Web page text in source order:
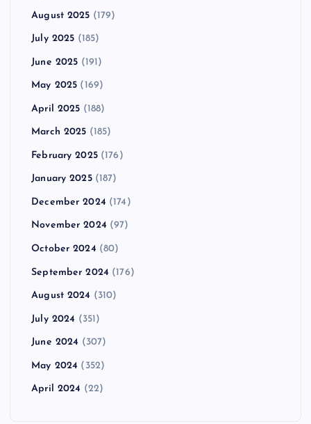
August 2025 (179)
July 2025 (185)
June 2025 (191)
May 2025 (169)
April 2025 (188)
March 2025 (185)
February 2025(176)
January 2025(187)
December 2024 (174)
November 2024 (97)
October 2024 (80)
September 2024 (176)
August 2024 (310)
July 2024 (351)
June 2024 (307)
May 2024 (352)
April 2024 (22)